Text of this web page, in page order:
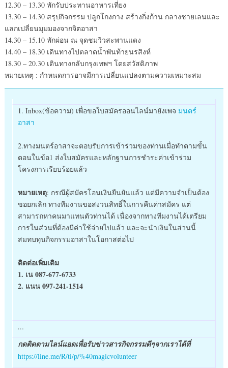
12.30 – 13.30 พักรับประทานอาหารเที่ยง
13.30 – 14.30 สรุปกิจกรรม ปลูกโกงกาง สร้างกิ่งก้าน กลางชายเลนและ
แลกเปลี่ยนมุมมองจากจิตอาสา
14.30 – 15.10 พักผ่อน ณ จุดชมวิวสะพานแดง
14.40 – 18.30 เดินทางไปตลาดน้ำพันท้ายนรสิงห์
18.30 – 20.30 เดินทางกลับกรุงเทพฯ โดยสวัสดิภาพ
หมายเหตุ : กำหนดการอาจมีการเปลี่ยนแปลงตามความเหมาะสม
1. Inbox(ข้อความ) เพื่อขอใบสมัครออนไลน์มายังเพจ มนตร์
อาสา
2.ทางมนตร์อาสาจะตอบรับการเข้าร่วมของท่านเมื่อทำตามขั้น
ตอนในข้อ1 ส่งใบสมัครและหลักฐานการชำระค่าเข้าร่วม
โครงการเรียบร้อยแล้ว
หมายเหตุ: กรณีผู้สมัครโอนเงินยืนยันแล้ว แต่มีความจำเป็นต้อง
ขอยกเลิก ทางทีมงานขอสงวนสิทธิ์ในการคืนค่าสมัคร แต่
สามารถหาคนมาแทนตัวท่านได้ เนื่องจากทางทีมงานได้เตรียม
การในส่วนที่ต้องมีค่าใช้จ่ายไปแล้ว และจะนำเงินในส่วนนี้
สมทบทุนกิจกรรมอาสาในโอกาสต่อไป
ติดต่อเพิ่มเติม
1. เน 087-677-6733
2. แนน 097-241-1514
…
กดติดตามไลน์แอดเพื่อรับข่าวสารกิจกรรมดีๆจากเราได้ที่
https://line.me/R/ti/p/%40magicvolunteer